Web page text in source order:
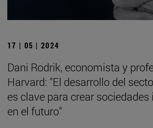
17 | 05 | 2024
Dani Rodrik, economista y
Harvard: "El desarrollo del
es clave para crear
en el futuro"